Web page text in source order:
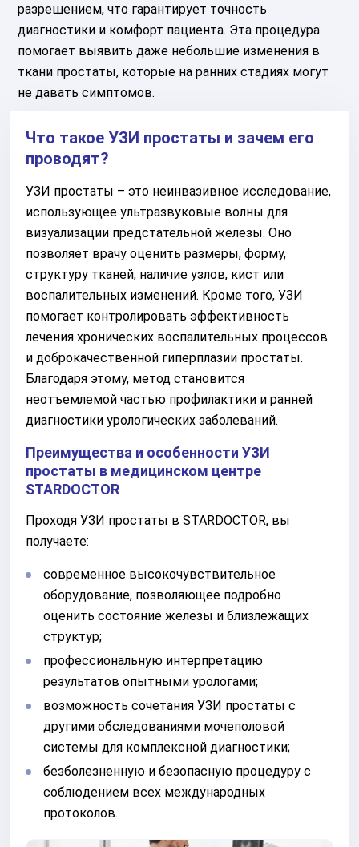
разрешением, что гарантирует точность
диагностики и комфорт пациента. Эта процедура
помогает выявить даже небольшие изменения в
ткани простаты, которые на ранних стадиях могут
не давать симптомов.
Что такое УЗИ простаты и зачем его
проводят?
УЗИ простаты – это неинвазивное исследование,
использующее ультразвуковые волны для
визуализации предстательной железы. Оно
позволяет врачу оценить размеры, форму,
структуру тканей, наличие узлов, кист или
воспалительных изменений. Кроме того, УЗИ
помогает контролировать эффективность
лечения хронических воспалительных процессов
и доброкачественной гиперплазии простаты.
Благодаря этому, метод становится
неотъемлемой частью профилактики и ранней
диагностики урологических заболеваний.
Преимущества и особенности УЗИ
простаты в медицинском центре
STARDOCTOR
Проходя УЗИ простаты в STARDOCTOR, вы
получаете:
современное высокочувствительное
оборудование, позволяющее подробно
оценить состояние железы и близлежащих
структур;
профессиональную интерпретацию
результатов опытными урологами;
возможность сочетания УЗИ простаты с
другими обследованиями мочеполовой
системы для комплексной диагностики;
безболезненную и безопасную процедуру с
соблюдением всех международных
протоколов.